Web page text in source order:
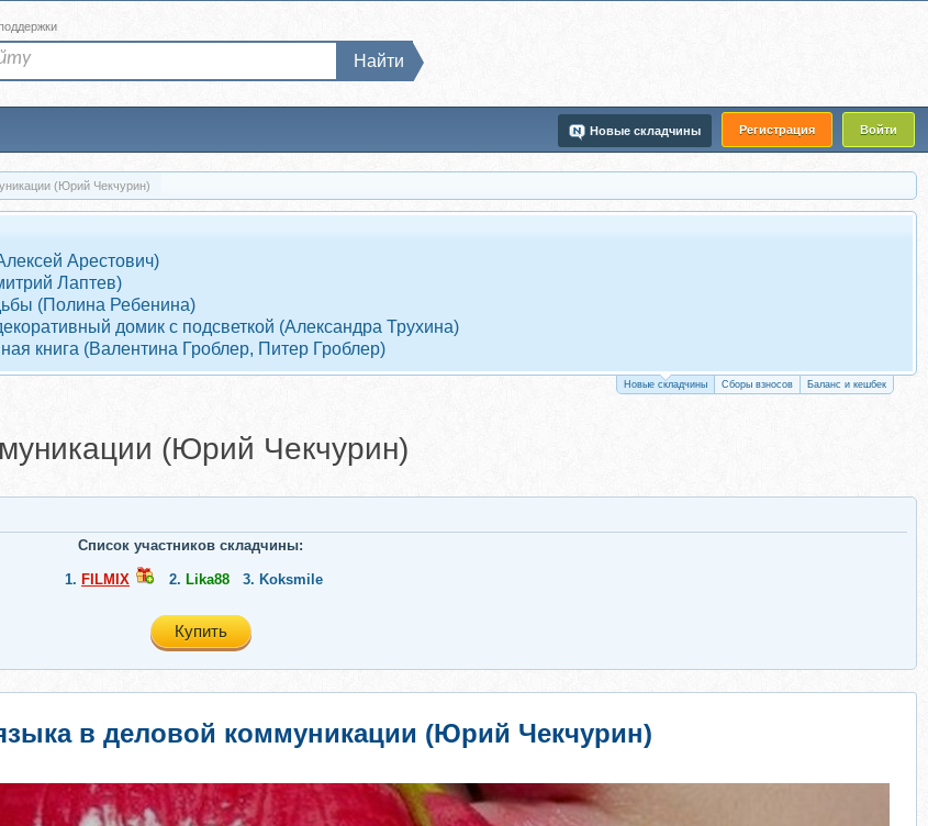
Регистрация Войти
Новые складчины
Найти
(Юрий Чекчурин)
Арестович)
Лаптев)
(Полина Ребенина)
домик с подсветкой (Александра Трухина)
книга (Валентина Гроблер, Питер Гроблер)
Новые складчины Сборы взносов Баланс и кешбек
(Юрий Чекчурин)
Список участников складчины:
1. FILMIX 2. Lika88 3. Koksmile
Купить
в деловой коммуникации (Юрий Чекчурин)